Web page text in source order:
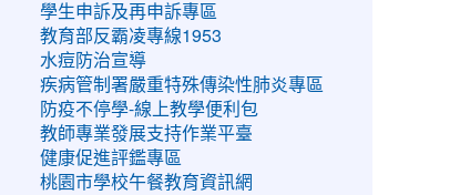
學生申訴及再申訴專區
教育部反霸凌專線1953
水痘防治宣導
疾病管制署嚴重特殊傳染性肺炎專區
防疫不停學-線上教學便利包
教師專業發展支持作業平臺
健康促進評鑑專區
桃園市學校午餐教育資訊網